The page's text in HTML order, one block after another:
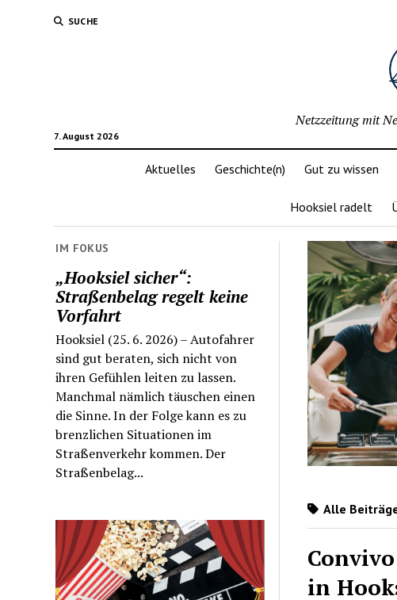
SUCHE
7. August 2026
Netzzeitung mit
Aktuelles Geschichte(n) Gut zu wissen
Hooksiel radelt
IM FOKUS
„Hooksiel sicher“:
Straßenbelag regelt keine
Vorfahrt
Hooksiel (25. 6. 2026) – Autofahrer
sind gut beraten, sich nicht von
ihren Gefühlen leiten zu lassen.
Manchmal nämlich täuschen einen
die Sinne. In der Folge kann es zu
brenzlichen Situationen im
Straßenverkehr kommen. Der
Straßenbelag...
Alle
in